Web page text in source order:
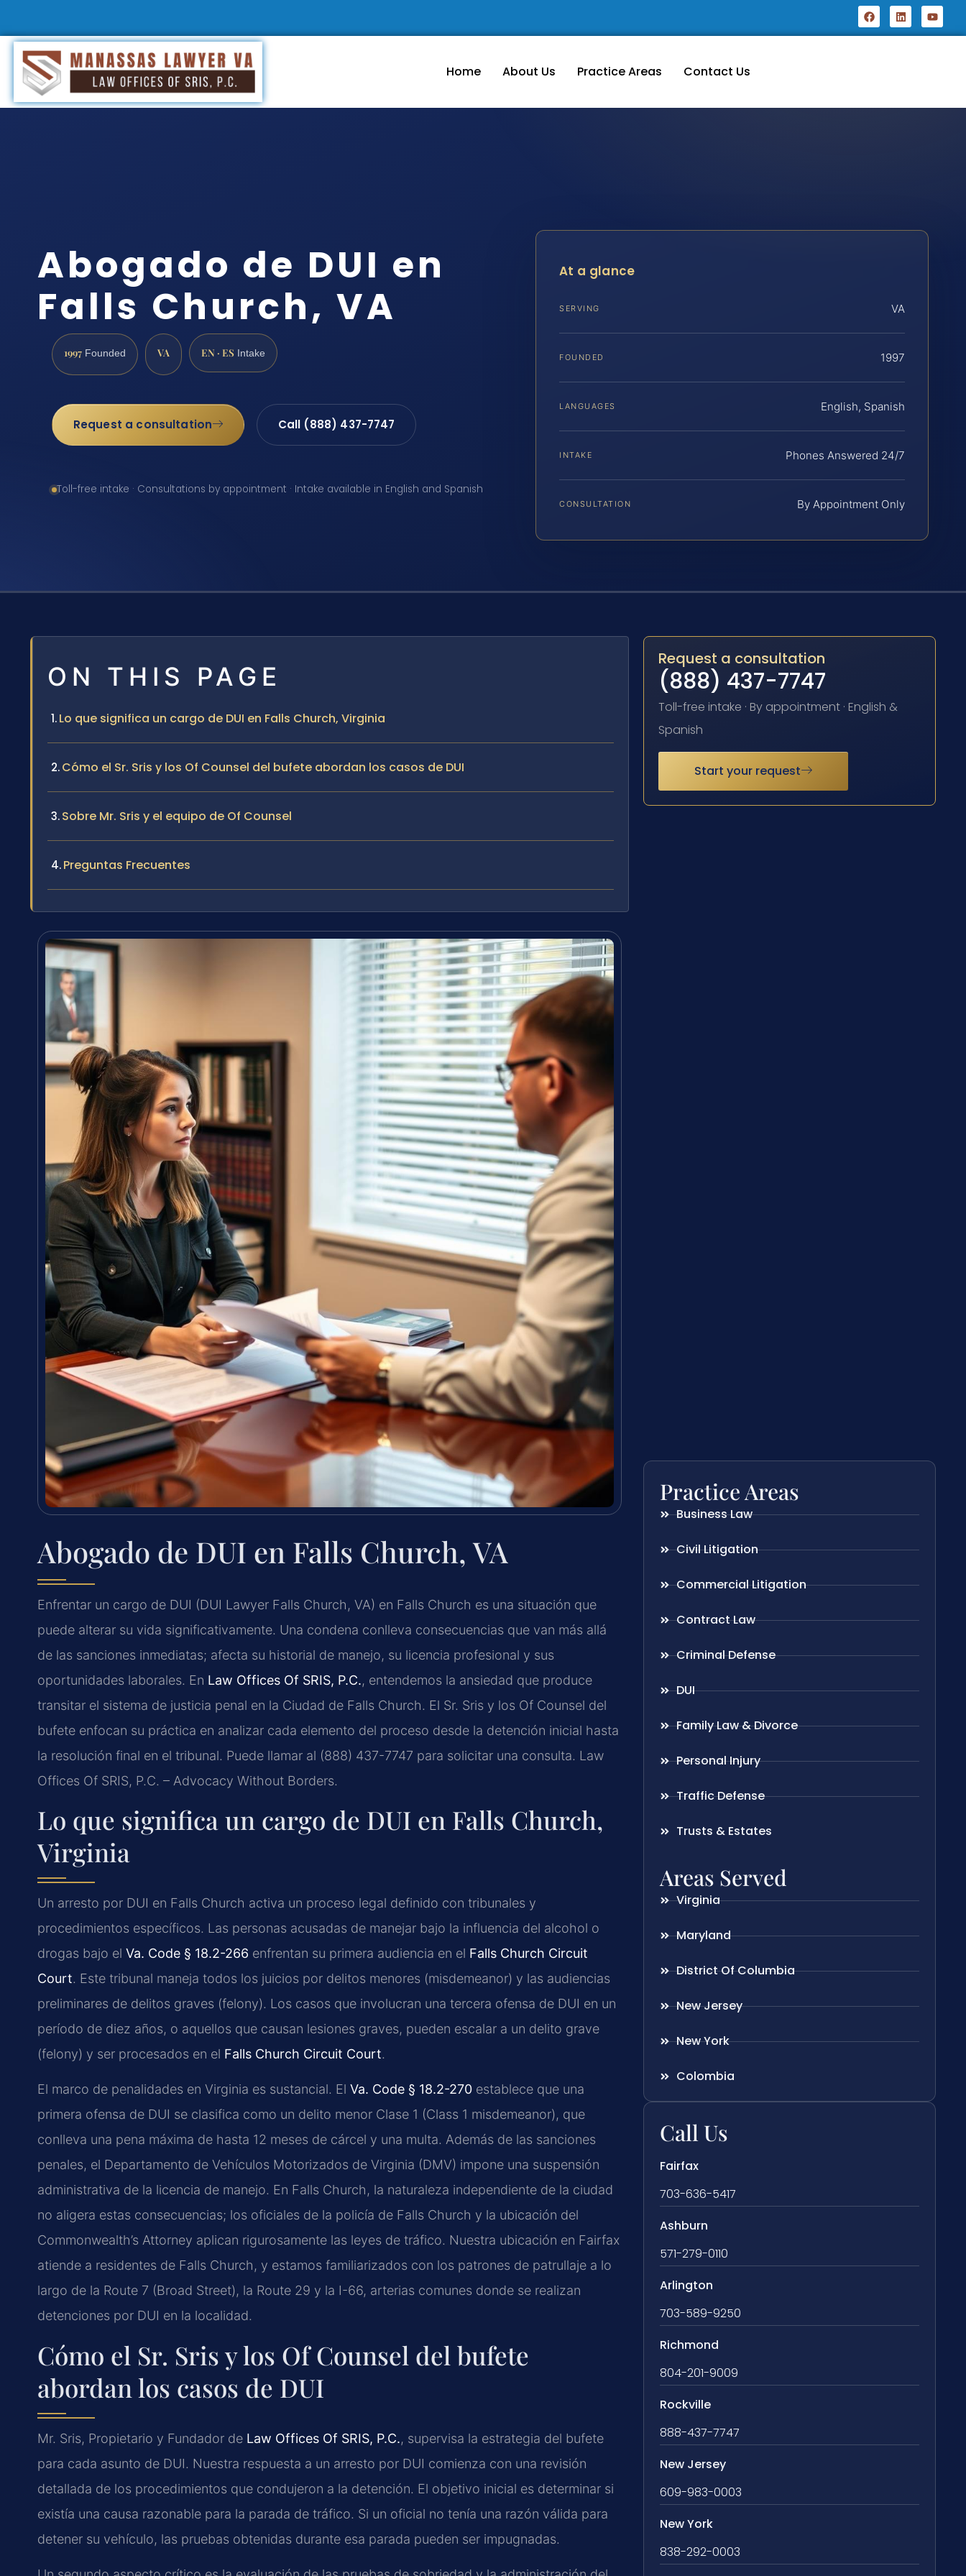
Home About Us Practice Areas Contact Us
Abogado de DUI en
Falls Church, VA
1997 Founded VA EN · ES Intake
Request a consultation Call (888) 437-7747
Toll-free intake · Consultations by appointment · Intake available in English and Spanish
At a glance
SERVING VA
FOUNDED 1997
LANGUAGES English, Spanish
INTAKE Phones Answered 24/7
CONSULTATION By Appointment Only
ON THIS PAGE
Lo que significa un cargo de DUI en Falls Church, Virginia
Cómo el Sr. Sris y los Of Counsel del bufete abordan los casos de DUI
Sobre Mr. Sris y el equipo de Of Counsel
Preguntas Frecuentes
Abogado de DUI en Falls Church, VA
Enfrentar un cargo de DUI (DUI Lawyer Falls Church, VA) en Falls Church es una situación que
puede alterar su vida significativamente. Una condena conlleva consecuencias que van más allá
de las sanciones inmediatas; afecta su historial de manejo, su licencia profesional y sus
oportunidades laborales. En Law Offices Of SRIS, P.C., entendemos la ansiedad que produce
transitar el sistema de justicia penal en la Ciudad de Falls Church. El Sr. Sris y los Of Counsel del
bufete enfocan su práctica en analizar cada elemento del proceso desde la detención inicial hasta
la resolución final en el tribunal. Puede llamar al (888) 437-7747 para solicitar una consulta. Law
Offices Of SRIS, P.C. – Advocacy Without Borders.
Lo que significa un cargo de DUI en Falls Church,
Virginia
Un arresto por DUI en Falls Church activa un proceso legal definido con tribunales y
procedimientos específicos. Las personas acusadas de manejar bajo la influencia del alcohol o
drogas bajo el Va. Code § 18.2-266 enfrentan su primera audiencia en el Falls Church Circuit
Court. Este tribunal maneja todos los juicios por delitos menores (misdemeanor) y las audiencias
preliminares de delitos graves (felony). Los casos que involucran una tercera ofensa de DUI en un
período de diez años, o aquellos que causan lesiones graves, pueden escalar a un delito grave
(felony) y ser procesados en el Falls Church Circuit Court.
El marco de penalidades en Virginia es sustancial. El Va. Code § 18.2-270 establece que una
primera ofensa de DUI se clasifica como un delito menor Clase 1 (Class 1 misdemeanor), que
conlleva una pena máxima de hasta 12 meses de cárcel y una multa. Además de las sanciones
penales, el Departamento de Vehículos Motorizados de Virginia (DMV) impone una suspensión
administrativa de la licencia de manejo. En Falls Church, la naturaleza independiente de la ciudad
no aligera estas consecuencias; los oficiales de la policía de Falls Church y la ubicación del
Commonwealth’s Attorney aplican rigurosamente las leyes de tráfico. Nuestra ubicación en Fairfax
atiende a residentes de Falls Church, y estamos familiarizados con los patrones de patrullaje a lo
largo de la Route 7 (Broad Street), la Route 29 y la I-66, arterias comunes donde se realizan
detenciones por DUI en la localidad.
Cómo el Sr. Sris y los Of Counsel del bufete
abordan los casos de DUI
Mr. Sris, Propietario y Fundador de Law Offices Of SRIS, P.C., supervisa la estrategia del bufete
para cada asunto de DUI. Nuestra respuesta a un arresto por DUI comienza con una revisión
detallada de los procedimientos que condujeron a la detención. El objetivo inicial es determinar si
existía una causa razonable para la parada de tráfico. Si un oficial no tenía una razón válida para
detener su vehículo, las pruebas obtenidas durante esa parada pueden ser impugnadas.
Request a consultation
(888) 437-7747
Toll-free intake · By appointment · English &
Spanish
Start your request
Practice Areas
Business Law
Civil Litigation
Commercial Litigation
Contract Law
Criminal Defense
DUI
Family Law & Divorce
Personal Injury
Traffic Defense
Trusts & Estates
Areas Served
Virginia
Maryland
District Of Columbia
New Jersey
New York
Colombia
Call Us
Fairfax
703-636-5417
Ashburn
571-279-0110
Arlington
703-589-9250
Richmond
804-201-9009
Rockville
888-437-7747
New Jersey
609-983-0003
New York
838-292-0003